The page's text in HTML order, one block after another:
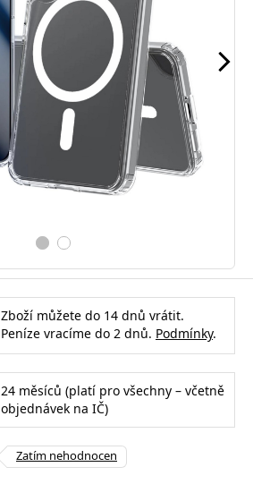
Zboží můžete do 14 dnů vrátit.
Peníze vracíme do 2 dnů. Podmínky.
24 měsíců (platí pro všechny – včetně
objednávek na IČ)
Zatím nehodnocen